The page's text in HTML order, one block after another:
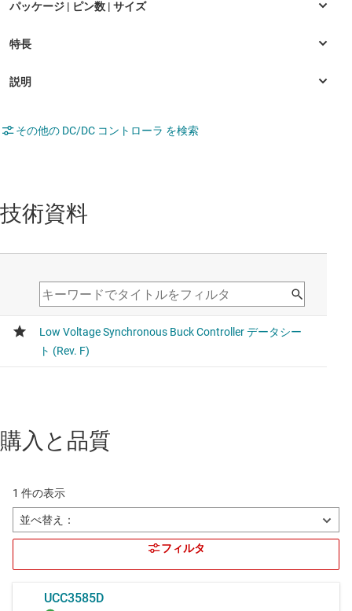
その他の DC/DC コントローラ を検索
技術資料
購入と品質